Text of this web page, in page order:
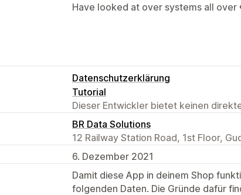
Have looked at over systems all over
Datenschutzerklärung
Tutorial
Dieser Entwickler bietet keinen
BR Data Solutions
12 Railway Station Road, 1st Floor,
6. Dezember 2021
Damit diese App in deinem Shop
folgenden Daten. Die Gründe dafür